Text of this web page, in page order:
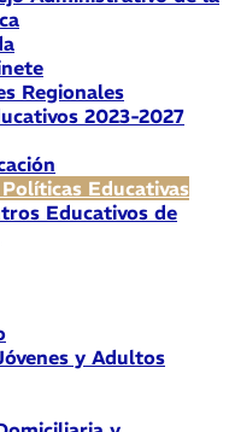
Regionales
2023-2027
Educativas
Educativos de
y Adultos